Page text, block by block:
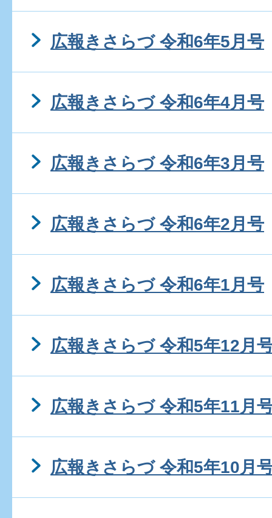
広報きさらづ 令和6年5月号
広報きさらづ 令和6年4月号
広報きさらづ 令和6年3月号
広報きさらづ 令和6年2月号
広報きさらづ 令和6年1月号
広報きさらづ 令和5年12月
広報きさらづ 令和5年11月
広報きさらづ 令和5年10月